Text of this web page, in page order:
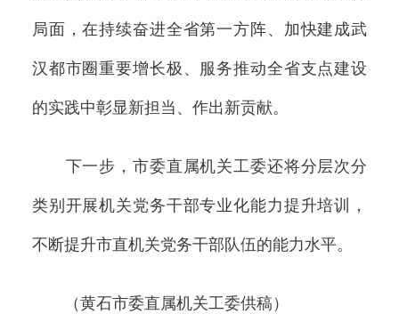
局面，在持续奋进全省第一方阵、加快建成武
汉都市圈重要增长极、服务推动全省支点建设
的实践中彰显新担当、作出新贡献。
下一步，市委直属机关工委还将分层次分
类别开展机关党务干部专业化能力提升培训，
不断提升市直机关党务干部队伍的能力水平。
（黄石市委直属机关工委供稿）